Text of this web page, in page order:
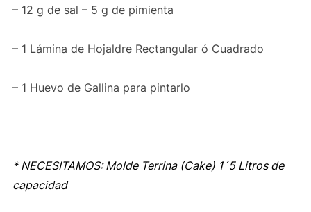
– 12 g de sal – 5 g de pimienta
– 1 Lámina de Hojaldre Rectangular ó Cuadrado
– 1 Huevo de Gallina para pintarlo
* NECESITAMOS: Molde Terrina (Cake) 1´5 Litros de
capacidad